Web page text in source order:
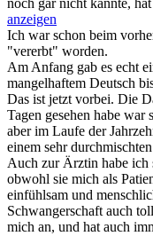
noch gar nicht kannte,
anzeigen
Ich war schon beim
"vererbt" worden.
Am Anfang gab es echt
mangelhaftem Deutsch
Das ist jetzt vorbei. Die
Tagen gesehen habe war
aber im Laufe der
einem sehr
Auch zur Ärztin habe ich
obwohl sie mich als
einfühlsam und
Schwangerschaft auch
mich an, und hat auch